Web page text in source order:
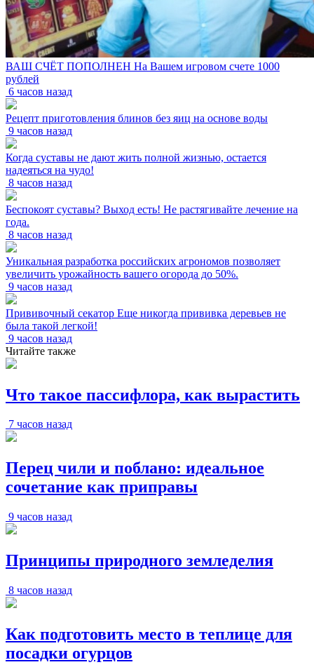
ВАШ СЧЁТ ПОПОЛНЕН На Вашем игровом счете 1000
рублей
6 часов назад
Рецепт приготовления блинов без яиц на основе воды
9 часов назад
Когда суставы не дают жить полной жизнью, остается
надеяться на чудо!
8 часов назад
Беспокоят суставы? Выход есть! Не растягивайте лечение на
года.
8 часов назад
Уникальная разработка российских агрономов позволяет
увеличить урожайность вашего огорода до 50%.
9 часов назад
Прививочный секатор Еще никогда прививка деревьев не
была такой легкой!
9 часов назад
Читайте также
Что такое пассифлора, как вырастить
7 часов назад
Перец чили и поблано: идеальное
сочетание как приправы
9 часов назад
Принципы природного земледелия
8 часов назад
Как подготовить место в теплице для
посадки огурцов